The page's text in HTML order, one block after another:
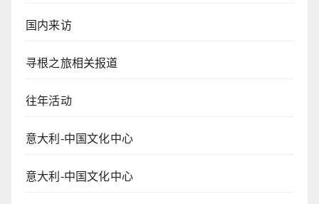
国内来访
寻根之旅相关报道
往年活动
意大利-中国文化中心
意大利-中国文化中心